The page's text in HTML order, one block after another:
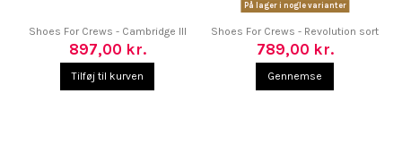
Shoes For Crews - Cambridge III
897,00 kr.
Tilføj til kurven
På lager i nogle varianter
Shoes For Crews - Revolution sort
789,00 kr.
Gennemse